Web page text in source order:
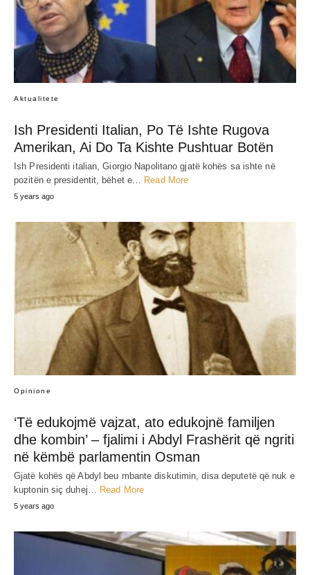
Aktualitete
Ish Presidenti Italian, Po Të Ishte Rugova
Amerikan, Ai Do Ta Kishte Pushtuar Botën
Ish Presidenti italian, Giorgio Napolitano gjatë kohës sa ishte në
pozitën e presidentit, bëhet e… Read More
5 years ago
Opinione
‘Të edukojmë vajzat, ato edukojnë familjen
dhe kombin’ – fjalimi i Abdyl Frashërit që ngriti
në këmbë parlamentin Osman
Gjatë kohës që Abdyl beu mbante diskutimin, disa deputetë që nuk e
kuptonin siç duhej…
Read More
5 years ago